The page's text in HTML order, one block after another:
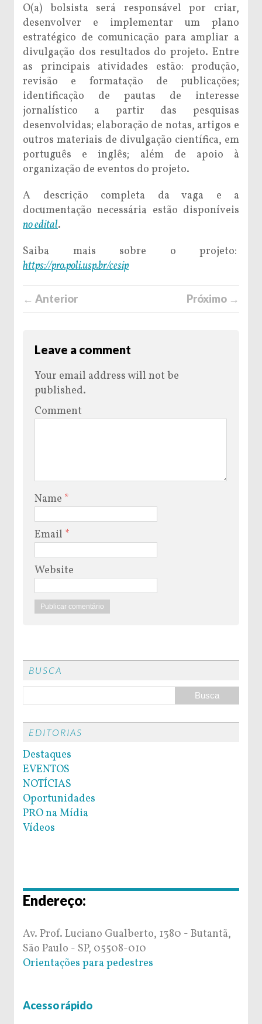
O(a) bolsista será responsável por criar,
desenvolver e implementar um plano
estratégico de comunicação para ampliar a
divulgação dos resultados do projeto. Entre
as principais atividades estão: produção,
revisão e formatação de publicações;
identificação de pautas de interesse
jornalístico a partir das pesquisas
desenvolvidas; elaboração de notas, artigos e
outros materiais de divulgação científica, em
português e inglês; além de apoio à
organização de eventos do projeto.
A descrição completa da vaga e a
documentação necessária estão disponíveis
no edital.
Saiba mais sobre o projeto:
https://pro.poli.usp.br/cesip
← Anterior Próximo →
Leave a comment
Your email address will not be
published.
Comment
Name *
Email *
Website
BUSCA
EDITORIAS
Destaques
EVENTOS
NOTÍCIAS
Oportunidades
PRO na Mídia
Vídeos
Endereço:
Av. Prof. Luciano Gualberto, 1380 - Butantã,
São Paulo - SP, 05508-010
Orientações para pedestres
Acesso rápido